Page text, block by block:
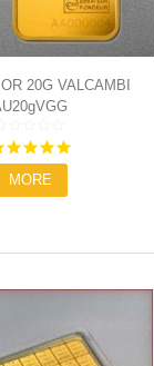
20G VALCAMBI
5.0
MORE